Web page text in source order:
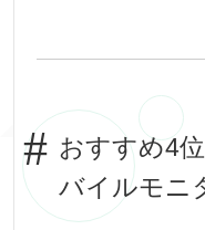
おすすめ4
バイルモニ